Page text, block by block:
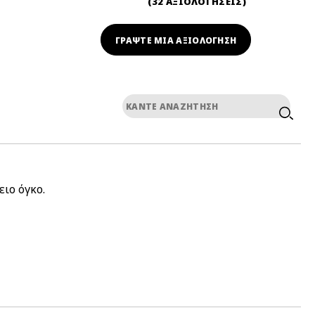
ΓΡΆΨΤΕ ΜΙΑ ΑΞΙΟΛΟΓΗΣΗ
όγκο.